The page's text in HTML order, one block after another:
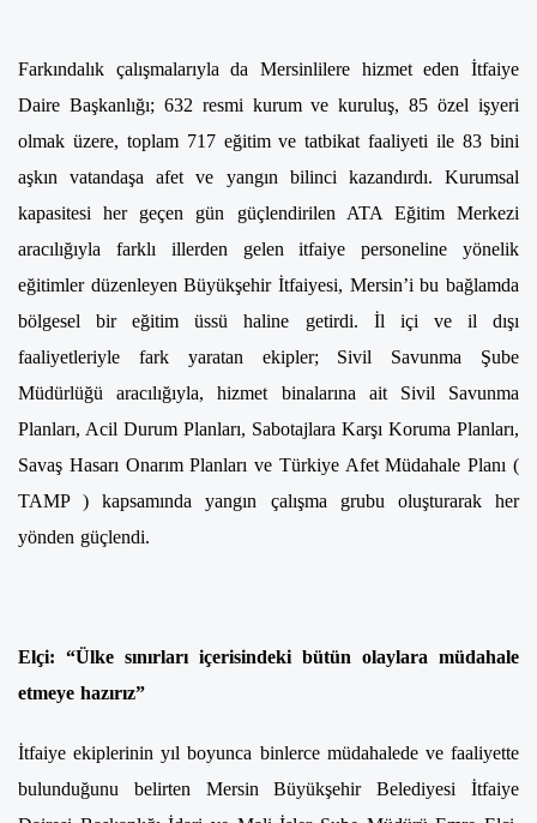
Farkındalık çalışmalarıyla da Mersinlilere hizmet eden İtfaiye
Daire Başkanlığı; 632 resmi kurum ve kuruluş, 85 özel işyeri
olmak üzere, toplam 717 eğitim ve tatbikat faaliyeti ile 83 bini
aşkın vatandaşa afet ve yangın bilinci kazandırdı. Kurumsal
kapasitesi her geçen gün güçlendirilen ATA Eğitim Merkezi
aracılığıyla farklı illerden gelen itfaiye personeline yönelik
eğitimler düzenleyen Büyükşehir İtfaiyesi, Mersin’i bu bağlamda
bölgesel bir eğitim üssü haline getirdi. İl içi ve il dışı
faaliyetleriyle fark yaratan ekipler; Sivil Savunma Şube
Müdürlüğü aracılığıyla, hizmet binalarına ait Sivil Savunma
Planları, Acil Durum Planları, Sabotajlara Karşı Koruma Planları,
Savaş Hasarı Onarım Planları ve Türkiye Afet Müdahale Planı (
TAMP ) kapsamında yangın çalışma grubu oluşturarak her
yönden güçlendi.
Elçi: “Ülke sınırları içerisindeki bütün olaylara müdahale
etmeye hazırız”
İtfaiye ekiplerinin yıl boyunca binlerce müdahalede ve faaliyette
bulunduğunu belirten Mersin Büyükşehir Belediyesi İtfaiye